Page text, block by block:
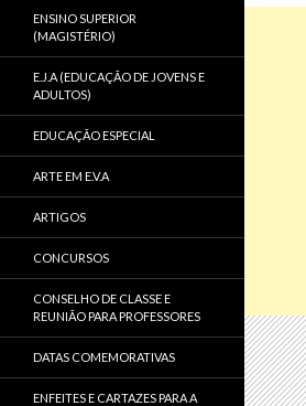
ENSINO SUPERIOR
(MAGISTÉRIO)
E.J.A (EDUCAÇÃO DE JOVENS E
ADULTOS)
EDUCAÇÃO ESPECIAL
ARTE EM E.V.A
ARTIGOS
CONCURSOS
CONSELHO DE CLASSE E
REUNIÃO PARA PROFESSORES
DATAS COMEMORATIVAS
ENFEITES E CARTAZES PARA A